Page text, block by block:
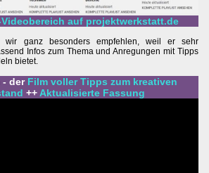
auf projektwerkstatt.de
wir ganz besonders empfehlen, weil er sehr
Infos zum Thema und Anregungen mit Tipps
bietet.
- der Film voller Tipps zum kreativen
++ Aktualisierte Fassung